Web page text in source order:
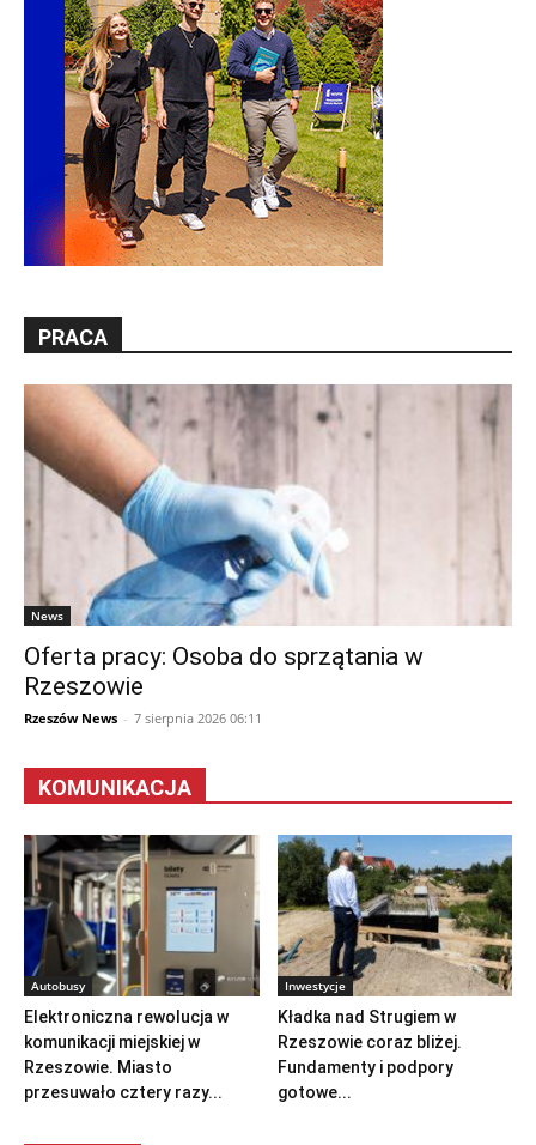
PRACA
News
Oferta pracy: Osoba do sprzątania w
Rzeszowie
Rzeszów News - 7 sierpnia 2026 06:11
KOMUNIKACJA
Autobusy
Elektroniczna rewolucja w
komunikacji miejskiej w
Rzeszowie. Miasto
przesuwało cztery razy...
Inwestycje
Kładka nad Strugiem w
Rzeszowie coraz bliżej.
Fundamenty i podpory
gotowe...